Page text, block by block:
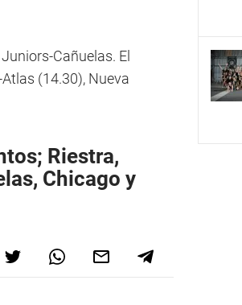
Cañuelas. El
(14.30), Nueva
Riestra,
Chicago y